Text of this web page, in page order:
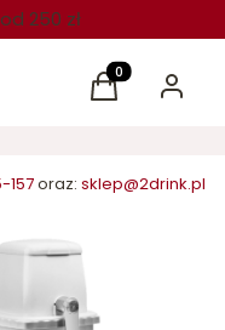
250 zł
Produkty w
Koszyk Zaloguj
157oraz: sklep@2drink.pl